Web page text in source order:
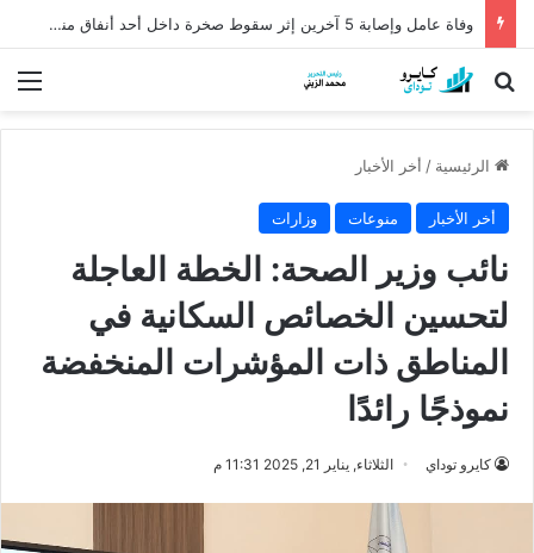
وفاة عامل وإصابة 5 آخرين إثر سقوط صخرة داخل أحد أنفاق منجم السكري
بحث عن
الرئيسية / أخر الأخبار
أخر الأخبار منوعات وزارات
نائب وزير الصحة: الخطة العاجلة
لتحسين الخصائص السكانية في
المناطق ذات المؤشرات المنخفضة
نموذجًا رائدًا
كايرو توداي الثلاثاء, يناير 21, 2025 11:31 م